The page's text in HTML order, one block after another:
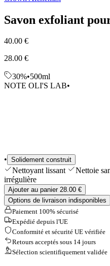
Shop All
Savon exfoliant
40.00 €
28.00 €
30%•500ml
NOTE OLI'S LAB•
• Solidement construit
Nettoyant lissant Nettoie
irrégulière
Ajouter au panier 28.00 €
Options de livraison indisponibles
Paiement 100% sécurisé
Expédié depuis l'UE
Conformité et sécurité UE vérifiée
Retours acceptés sous 14 jours
Sélection scientifiquement validée